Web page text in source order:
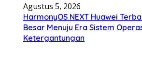
Agustus 5, 2026
HarmonyOS NEXT Huawei
Besar Menuju Era Sistem
Ketergantungan